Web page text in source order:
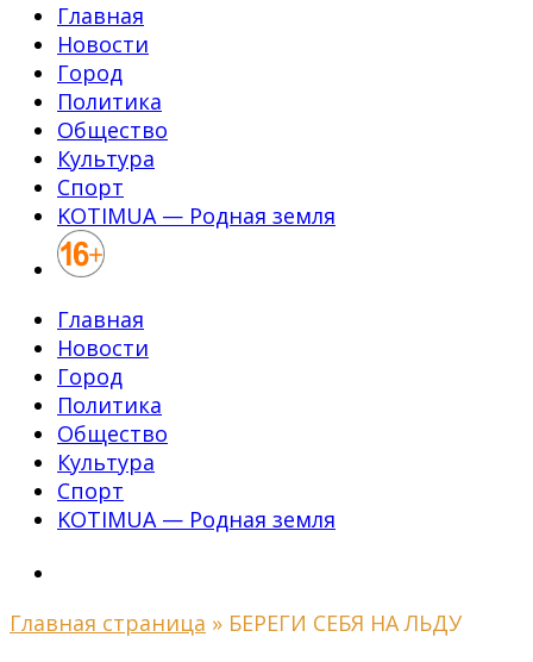
Главная
Новости
Город
Политика
Общество
Культура
Спорт
KOTIMUA — Родная земля
Главная
Новости
Город
Политика
Общество
Культура
Спорт
KOTIMUA — Родная земля
Главная страница » БЕРЕГИ СЕБЯ НА ЛЬДУ